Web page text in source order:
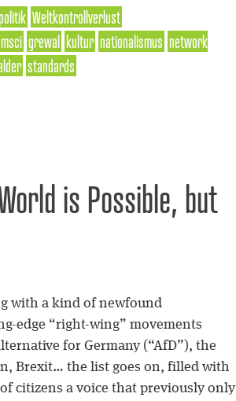
Weltkontrollverlust
grewal kultur nationalismus network
standards
is Possible, but
with a kind of newfound
edge “right-wing” movements
for Germany (“AfD”), the
Brexit… the list goes on, filled with
citizens a voice that previously only